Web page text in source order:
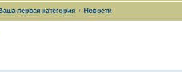
первая категория Новости